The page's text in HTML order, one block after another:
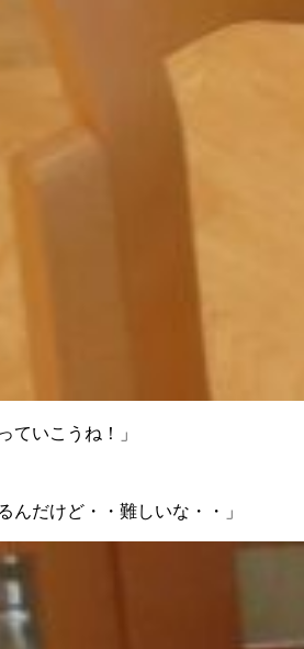
ていこうね！」
んだけど・・難しいな・・」